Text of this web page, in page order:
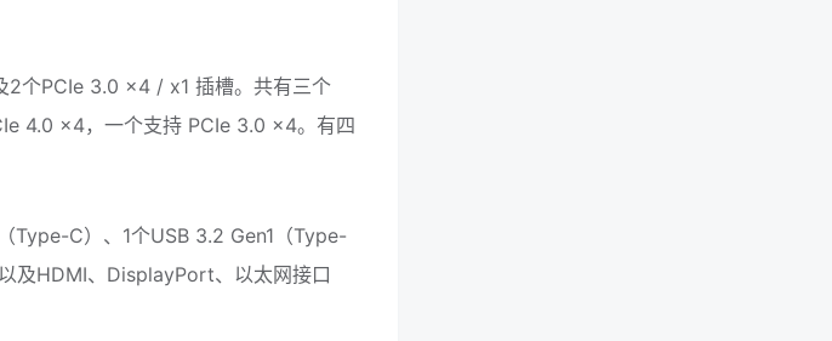
2个PCIe 3.0 x4 / x1 插槽。共有三个
4.0 x4，一个支持 PCIe 3.0 x4。有四
Type-C）、1个USB 3.2 Gen1（Type-
及HDMI、DisplayPort、以太网接口